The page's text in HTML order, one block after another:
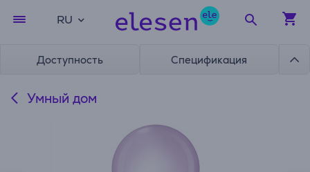
RU
Доступность Спецификация
Умный дом